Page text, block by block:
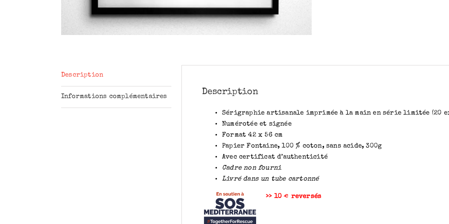
Description
Informations complémentaires
Description
Sérigraphie artisanale imprimée à la main en série limitée (20
Numérotée et signée
Format 42 x 56 cm
Papier Fontaine, 100 % coton, sans acide, 300g
Avec certificat d’authenticité
Cadre non fourni
Livré dans un tube cartonné
>> 10 € reversés